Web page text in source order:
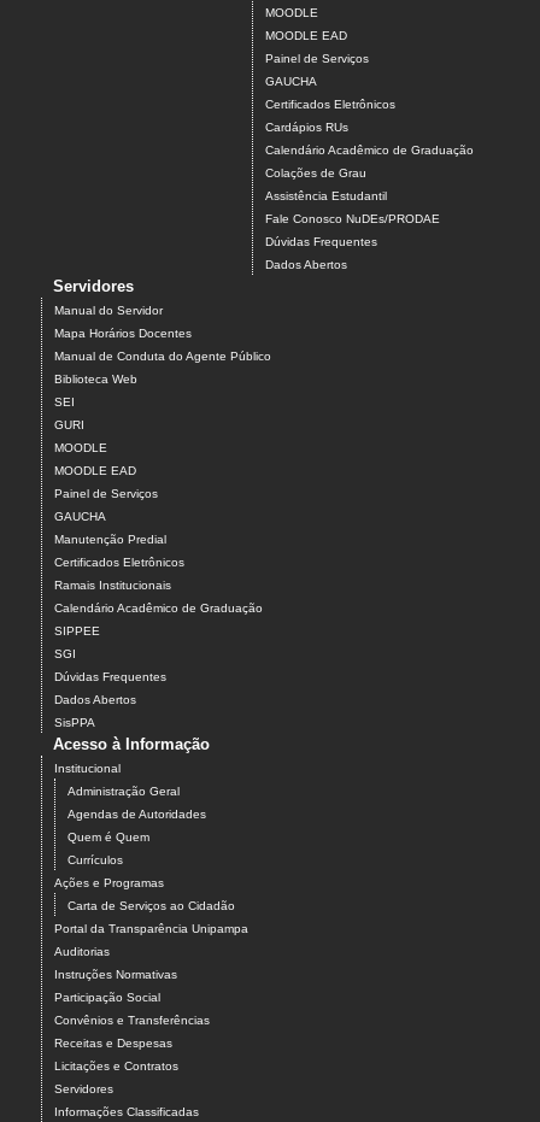
MOODLE
MOODLE EAD
Painel de Serviços
GAUCHA
Certificados Eletrônicos
Cardápios RUs
Calendário Acadêmico de Graduação
Colações de Grau
Assistência Estudantil
Fale Conosco NuDEs/PRODAE
Dúvidas Frequentes
Dados Abertos
Servidores
Manual do Servidor
Mapa Horários Docentes
Manual de Conduta do Agente Público
Biblioteca Web
SEI
GURI
MOODLE
MOODLE EAD
Painel de Serviços
GAUCHA
Manutenção Predial
Certificados Eletrônicos
Ramais Institucionais
Calendário Acadêmico de Graduação
SIPPEE
SGI
Dúvidas Frequentes
Dados Abertos
SisPPA
Acesso à Informação
Institucional
Administração Geral
Agendas de Autoridades
Quem é Quem
Currículos
Ações e Programas
Carta de Serviços ao Cidadão
Portal da Transparência Unipampa
Auditorias
Instruções Normativas
Participação Social
Convênios e Transferências
Receitas e Despesas
Licitações e Contratos
Servidores
Informações Classificadas